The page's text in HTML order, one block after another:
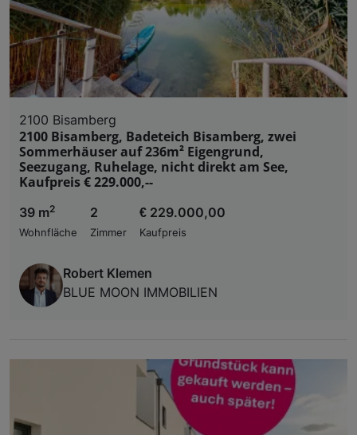
2100 Bisamberg
2100 Bisamberg, Badeteich Bisamberg, zwei
Sommerhäuser auf 236m² Eigengrund,
Seezugang, Ruhelage, nicht direkt am See,
Kaufpreis € 229.000,--
39 m2
Wohnfläche
2
Zimmer
€ 229.000,00
Kaufpreis
Robert Klemen
BLUE MOON IMMOBILIEN